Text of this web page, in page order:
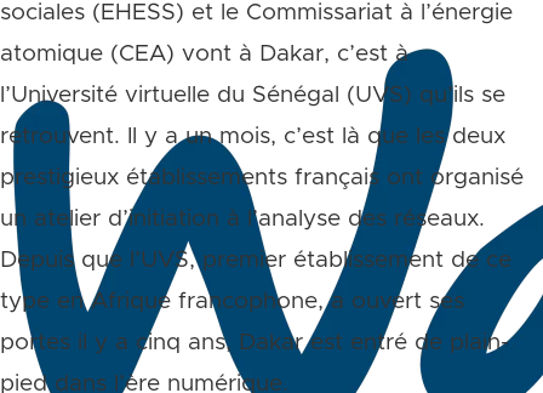
sociales (EHESS) et le Commissariat à l’énergie
atomique (CEA) vont à Dakar, c’est à
l’Université virtuelle du Sénégal (UVS) qu’ils se
retrouvent. Il y a un mois, c’est là que les deux
prestigieux établissements français ont organisé
un atelier d’initiation à l’analyse des réseaux.
Depuis que l’UVS, premier établissement de ce
type en Afrique francophone, a ouvert ses
portes il y a cinq ans, Dakar est entré de plain-
pied dans l’ère numérique.